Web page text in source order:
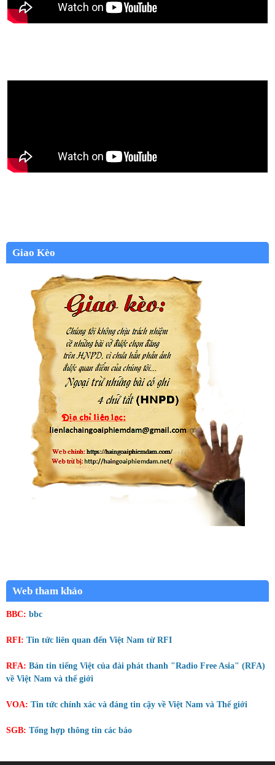
Giao Kèo
Web tham khảo
BBC: bbc
RFI: Tin tức liên quan đến Việt Nam từ RFI
RFA: Bản tin tiếng Việt của đài phát thanh "Radio Free Asia" (RFA)
về Việt Nam và thế giới
VOA: Tin tức chính xác và đáng tin cậy về Việt Nam và Thế giới
SGB: Tổng hợp thông tin các báo